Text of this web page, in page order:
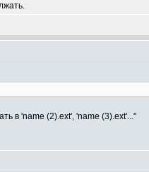
в 'name (2).ext', 'name (3).ext'..."